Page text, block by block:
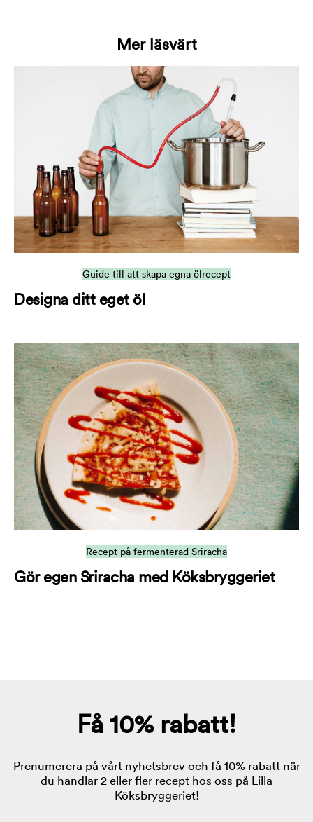
Mer läsvärt
Guide till att skapa egna ölrecept
Designa ditt eget öl
Recept på fermenterad Sriracha
Gör egen Sriracha med Köksbryggeriet